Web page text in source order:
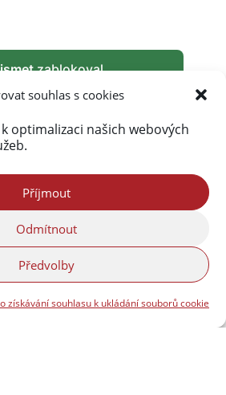
souhlas s cookies
optimalizaci našich webových
Příjmout
Odmítnout
Předvolby
získávání souhlasu k ukládání souborů cookie
zablokoval
145 spamů